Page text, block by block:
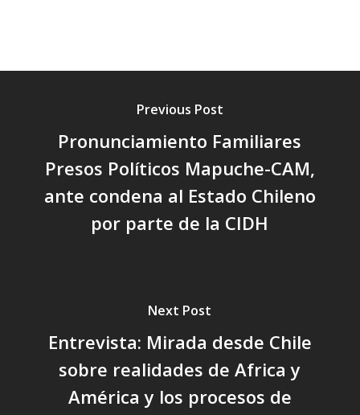
Previous Post
Pronunciamiento Familiares
Presos Políticos Mapuche-CAM,
ante condena al Estado Chileno
por parte de la CIDH
Next Post
Entrevista: Mirada desde Chile
sobre realidades de Africa y
América y los procesos de